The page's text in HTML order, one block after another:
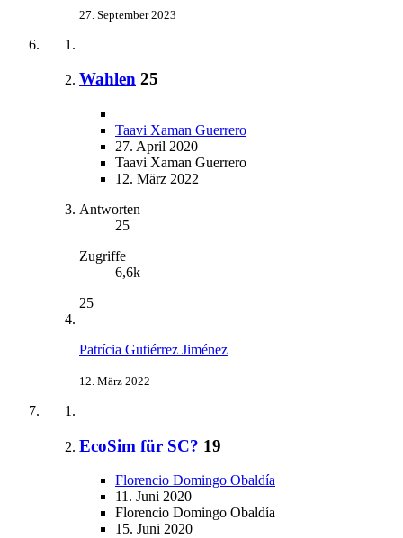
27. September 2023
Wahlen 25
Taavi Xaman Guerrero
27. April 2020
Taavi Xaman Guerrero
12. März 2022
Antworten
25
Zugriffe
6,6k
25
Patrícia Gutiérrez Jiménez
12. März 2022
EcoSim für SC? 19
Florencio Domingo Obaldía
11. Juni 2020
Florencio Domingo Obaldía
15. Juni 2020